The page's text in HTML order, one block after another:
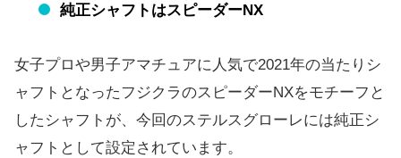
純正シャフトはスピーダーNX
女子プロや男子アマチュアに人気で2021年の当たりシ
ャフトと なったフジクラのスピーダーNXをモチーフと
したシャフトが、 今回のステルスグローレには純正シ
ャフトとして設定されています。